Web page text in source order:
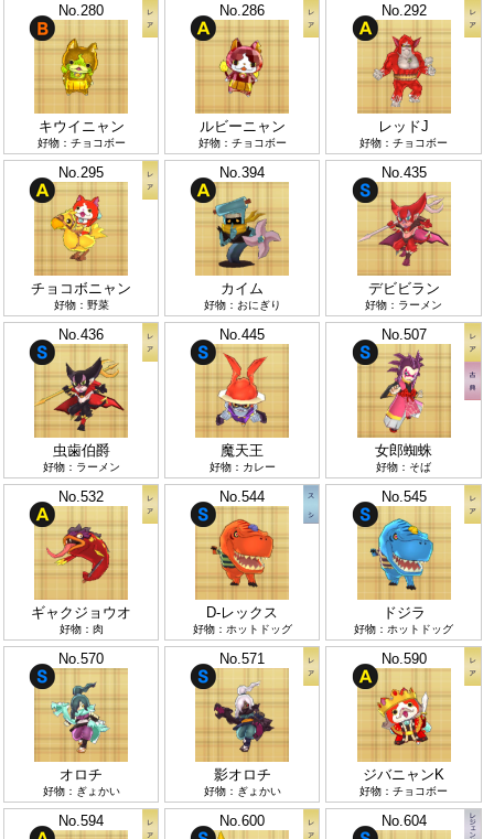
No.280
キウイニャン
好物：チョコボー
No.286
ルビーニャン
好物：チョコボー
No.292
レッドJ
好物：チョコボー
No.295
チョコボニャン
好物：野菜
No.394
カイム
好物：おにぎり
No.435
デビビラン
好物：ラーメン
No.436
虫歯伯爵
好物：ラーメン
No.445
魔天王
好物：カレー
No.507
女郎蜘蛛
好物：そば
No.532
ギャクジョウオ
好物：肉
No.544
D-レックス
好物：ホットドッグ
No.545
ドジラ
好物：ホットドッグ
No.570
オロチ
好物：ぎょかい
No.571
影オロチ
好物：ぎょかい
No.590
ジバニャンK
好物：チョコボー
No.594 No.600 No.604